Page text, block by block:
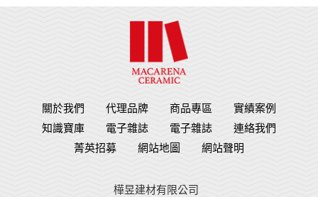
關於我們 代理品牌 商品專區
實績案例
知識寶庫
電子雜誌 電子雜誌
連絡我們
菁英招募
網站地圖 網站聲明
樺昱建材有限公司